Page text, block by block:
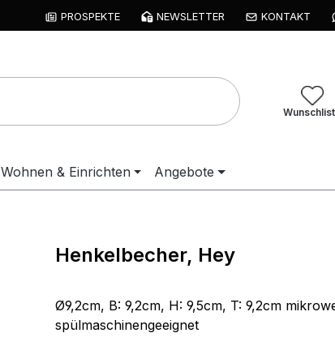
PROSPEKTE NEWSLETTER KONTAKT
Wohnen & Einrichten Angebote
Henkelbecher, Hey
Ø9,2cm, B: 9,2cm, H: 9,5cm, T: 9,2cm
spülmaschinengeeignet